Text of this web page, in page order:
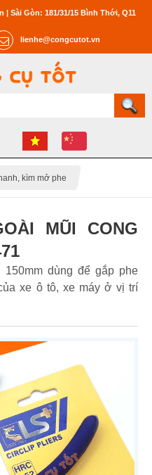
| Sài Gòn: 181/31/15 Bình Thới, Q11
lienhe@congcutot.vn
kìm mở phe
MŨI CONG
dùng để gắp phe
xe ô tô, xe máy ở vị trí